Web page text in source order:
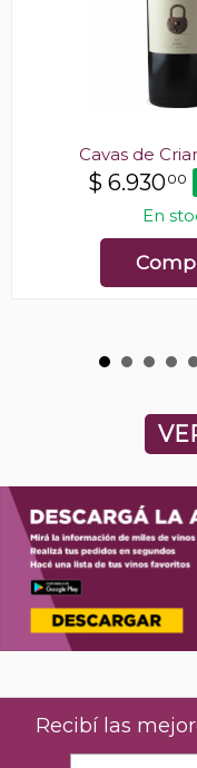
Cavas de
$ 6.93000
En
Recibí las